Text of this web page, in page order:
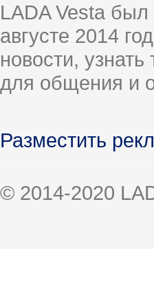
LADA Vesta
августе 2014
новости,
для общения и
Разместить
© 2014-2020